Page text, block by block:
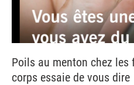
Poils au menton chez les
corps essaie de vous dire